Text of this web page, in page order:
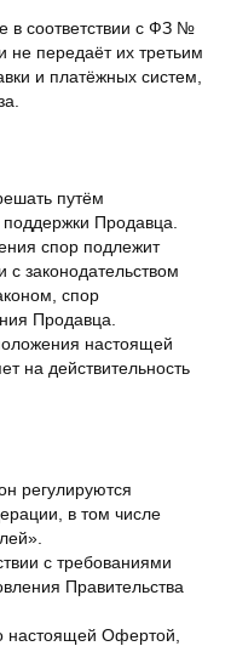
в соответствии с ФЗ №
передаёт их третьим
и платёжных систем,
путём
Продавца.
спор подлежит
с законодательством
спор
Продавца.
настоящей
на действительность
регулируются
в том числе
с требованиями
Правительства
настоящей Офертой,